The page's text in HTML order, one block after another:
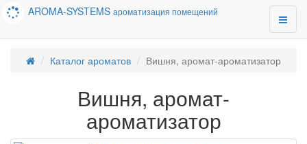
AROMA-SYSTEMS ароматизация помещений
Каталог ароматов Вишня, аромат-ароматизатор
Вишня, аромат-
ароматизатор